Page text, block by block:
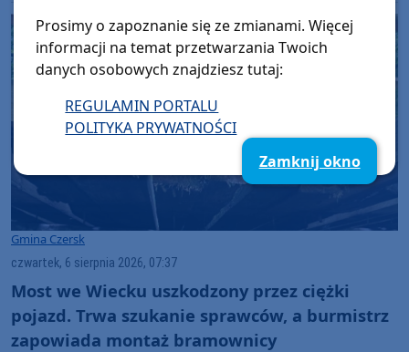
Gmina Czersk
czwartek, 6 sierpnia 2026, 07:37
Most we Wiecku uszkodzony przez ciężki
pojazd. Trwa szukanie sprawców, a burmistrz
zapowiada montaż bramownicy
Prosimy o zapoznanie się ze zmianami. Więcej
informacji na temat przetwarzania Twoich
danych osobowych znajdziesz tutaj:
REGULAMIN PORTALU
POLITYKA PRYWATNOŚCI
Zamknij okno